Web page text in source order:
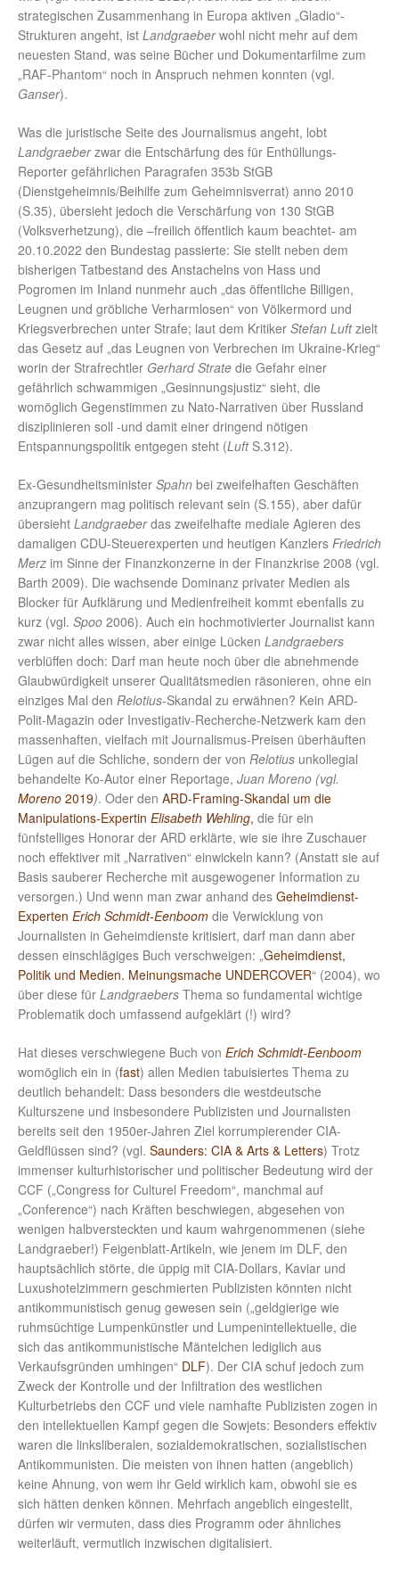
strategischen Zusammenhang in Europa aktiven „Gladio“-
Strukturen angeht, ist Landgraeberwohl nicht mehr auf dem
neuesten Stand, was seine Bücher und Dokumentarfilme zum
„RAF-Phantom“ noch in Anspruch nehmen konnten (vgl.
Ganser).
Was die juristische Seite des Journalismus angeht, lobt
Landgraeberzwar die Entschärfung des für Enthüllungs-
Reporter gefährlichen Paragrafen 353b StGB
(Dienstgeheimnis/Beihilfe zum Geheimnisverrat) anno 2010
(S.35), übersieht jedoch die Verschärfung von 130 StGB
(Volksverhetzung), die –freilich öffentlich kaum beachtet- am
20.10.2022 den Bundestag passierte: Sie stellt neben dem
bisherigen Tatbestand des Anstachelns von Hass und
Pogromen im Inland nunmehr auch „das öffentliche Billigen,
Leugnen und gröbliche Verharmlosen“ von Völkermord und
Kriegsverbrechen unter Strafe; laut dem Kritiker Stefan Luftzielt
das Gesetz auf „das Leugnen von Verbrechen im Ukraine-Krieg“
worin der Strafrechtler Gerhard Strate die Gefahr einer
gefährlich schwammigen „Gesinnungsjustiz“ sieht, die
womöglich Gegenstimmen zu Nato-Narrativen über Russland
disziplinieren soll -und damit einer dringend nötigen
Entspannungspolitik entgegen steht (LuftS.312).
Ex-Gesundheitsminister Spahn bei zweifelhaften Geschäften
anzuprangern mag politisch relevant sein (S.155), aber dafür
übersieht Landgraeberdas zweifelhafte mediale Agieren des
damaligen CDU-Steuerexperten und heutigen Kanzlers Friedrich
Merz im Sinne der Finanzkonzerne in der Finanzkrise 2008 (vgl.
Barth 2009). Die wachsende Dominanz privater Medien als
Blocker für Aufklärung und Medienfreiheit kommt ebenfalls zu
kurz (vgl. Spoo 2006). Auch ein hochmotivierter Journalist kann
zwar nicht alles wissen, aber einige Lücken Landgraebers
verblüffen doch: Darf man heute noch über die abnehmende
Glaubwürdigkeit unserer Qualitätsmedien räsonieren, ohne ein
einziges Mal den Relotius-Skandal zu erwähnen? Kein ARD-
Polit-Magazin oder Investigativ-Recherche-Netzwerk kam den
massenhaften, vielfach mit Journalismus-Preisen überhäuften
Lügen auf die Schliche, sondern der von Relotius unkollegial
behandelte Ko-Autor einer Reportage, Juan Moreno (vgl.
Moreno 2019). Oder den ARD-Framing-Skandal um die
Manipulations-Expertin Elisabeth Wehling, die für ein
fünfstelliges Honorar der ARD erklärte, wie sie ihre Zuschauer
noch effektiver mit „Narrativen“ einwickeln kann? (Anstatt sie auf
Basis sauberer Recherche mit ausgewogener Information zu
versorgen.) Und wenn man zwar anhand des Geheimdienst-
Experten Erich Schmidt-Eenboom die Verwicklung von
Journalisten in Geheimdienste kritisiert, darf man dann aber
dessen einschlägiges Buch verschweigen: „Geheimdienst,
Politik und Medien. Meinungsmache UNDERCOVER“ (2004), wo
über diese für Landgraebers Thema so fundamental wichtige
Problematik doch umfassend aufgeklärt (!) wird?
Hat dieses verschwiegene Buch von Erich Schmidt-Eenboom
womöglich ein in (fast) allen Medien tabuisiertes Thema zu
deutlich behandelt: Dass besonders die westdeutsche
Kulturszene und insbesondere Publizisten und Journalisten
bereits seit den 1950er-Jahren Ziel korrumpierender CIA-
Geldflüssen sind? (vgl. Saunders: CIA & Arts & Letters) Trotz
immenser kulturhistorischer und politischer Bedeutung wird der
CCF („Congress for Culturel Freedom“, manchmal auf
„Conference“) nach Kräften beschwiegen, abgesehen von
wenigen halbversteckten und kaum wahrgenommenen (siehe
Landgraeber!) Feigenblatt-Artikeln, wie jenem im DLF, den
hauptsächlich störte, die üppig mit CIA-Dollars, Kaviar und
Luxushotelzimmern geschmierten Publizisten könnten nicht
antikommunistisch genug gewesen sein („geldgierige wie
ruhmsüchtige Lumpenkünstler und Lumpenintellektuelle, die
sich das antikommunistische Mäntelchen lediglich aus
Verkaufsgründen umhingen“ DLF). Der CIA schuf jedoch zum
Zweck der Kontrolle und der Infiltration des westlichen
Kulturbetriebs den CCF und viele namhafte Publizisten zogen in
den intellektuellen Kampf gegen die Sowjets: Besonders effektiv
waren die linksliberalen, sozialdemokratischen, sozialistischen
Antikommunisten. Die meisten von ihnen hatten (angeblich)
keine Ahnung, von wem ihr Geld wirklich kam, obwohl sie es
sich hätten denken können. Mehrfach angeblich eingestellt,
dürfen wir vermuten, dass dies Programm oder ähnliches
weiterläuft, vermutlich inzwischen digitalisiert.